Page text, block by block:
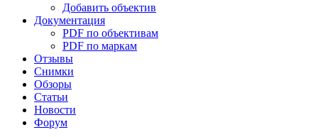
Добавить объектив
Документация
PDF по объективам
PDF по маркам
Отзывы
Снимки
Обзоры
Статьи
Новости
Форум